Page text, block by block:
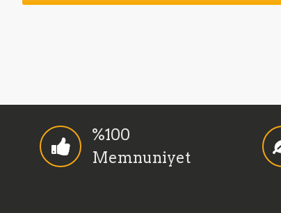
%100
Memnuniyet